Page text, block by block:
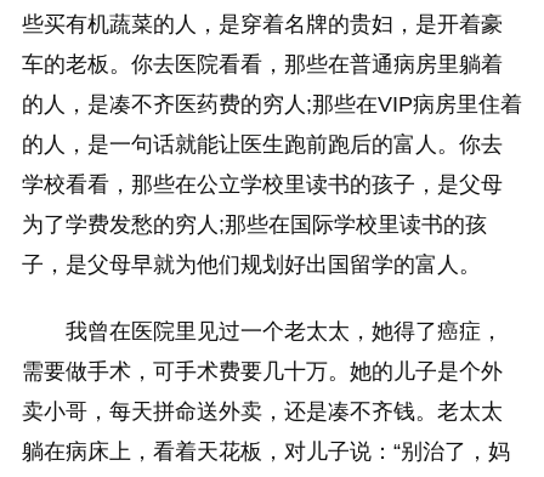
些买有机蔬菜的人，是穿着名牌的贵妇，是开着豪
车的老板。你去医院看看，那些在普通病房里躺着
的人，是凑不齐医药费的穷人;那些在VIP病房里住着
的人，是一句话就能让医生跑前跑后的富人。你去
学校看看，那些在公立学校里读书的孩子，是父母
为了学费发愁的穷人;那些在国际学校里读书的孩
子，是父母早就为他们规划好出国留学的富人。
我曾在医院里见过一个老太太，她得了癌症，
需要做手术，可手术费要几十万。她的儿子是个外
卖小哥，每天拼命送外卖，还是凑不齐钱。老太太
躺在病床上，看着天花板，对儿子说：“别治了，妈